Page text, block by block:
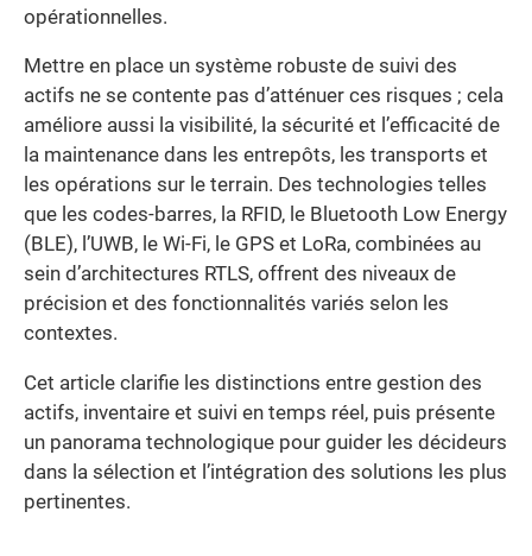
opérationnelles.
Mettre en place un système robuste de suivi des
actifs ne se contente pas d’atténuer ces risques ; cela
améliore aussi la visibilité, la sécurité et l’efficacité de
la maintenance dans les entrepôts, les transports et
les opérations sur le terrain. Des technologies telles
que les codes-barres, la RFID, le Bluetooth Low Energy
(BLE), l’UWB, le Wi-Fi, le GPS et LoRa, combinées au
sein d’architectures RTLS, offrent des niveaux de
précision et des fonctionnalités variés selon les
contextes.
Cet article clarifie les distinctions entre gestion des
actifs, inventaire et suivi en temps réel, puis présente
un panorama technologique pour guider les décideurs
dans la sélection et l’intégration des solutions les plus
pertinentes.